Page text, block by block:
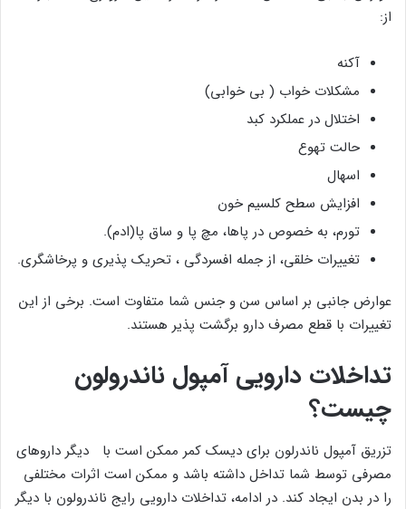
از:
آکنه
مشکلات خواب ( بی خوابی)
اختلال در عملکرد کبد
حالت تهوع
اسهال
افزایش سطح کلسیم خون
تورم، به خصوص در پاها، مچ پا و ساق پا(ادم).
تغییرات خلقی، از جمله افسردگی ، تحریک پذیری و پرخاشگری.
عوارض جانبی بر اساس سن و جنس شما متفاوت است. برخی از این
تغییرات با قطع مصرف دارو برگشت پذیر هستند.
تداخلات دارویی آمپول ناندرولون
چیست؟
تزریق آمپول ناندرلون برای دیسک کمر ممکن است با دیگر داروهای
مصرفی توسط شما تداخل داشته باشد و ممکن است اثرات مختلفی
را در بدن ایجاد کند. در ادامه، تداخلات دارویی رایج ناندرولون با دیگر